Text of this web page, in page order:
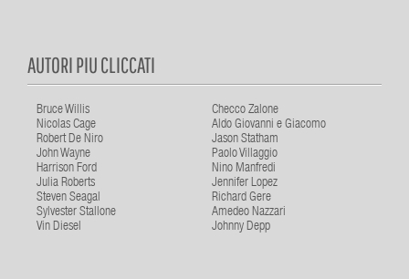
AUTORI PIU CLICCATI
Bruce Willis
Checco Zalone
Nicolas Cage
Aldo Giovanni e Giacomo
Robert De Niro
Jason Statham
John Wayne
Paolo Villaggio
Harrison Ford
Nino Manfredi
Julia Roberts
Jennifer Lopez
Steven Seagal
Richard Gere
Sylvester Stallone
Amedeo Nazzari
Vin Diesel
Johnny Depp